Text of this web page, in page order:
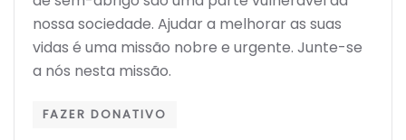
nossa sociedade. Ajudar a melhorar as suas
vidas é uma missão nobre e urgente. Junte-se
a nós nesta missão.
FAZER DONATIVO